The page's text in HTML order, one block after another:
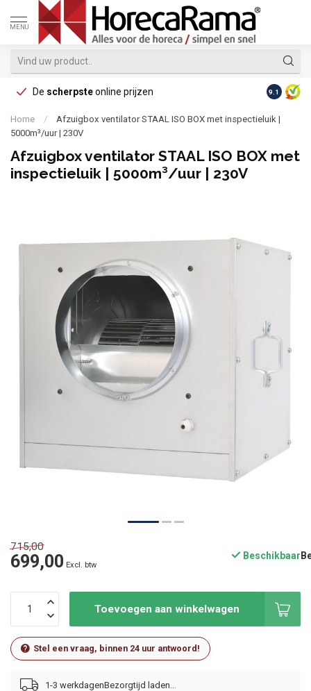
MENU
De scherpsteonline prijzen Op
9.1
Home /
Afzuigbox ventilator STAAL ISO BOX met inspectieluik |
5000m³/uur | 230V
Afzuigbox ventilator STAAL ISO BOX met
inspectieluik | 5000m³/uur | 230V
715,00
699,00 Excl. btw
Beschikbaar
Toevoegen aan winkelwagen
Stel een vraag, binnen 24 uur antwoord!
1-3 werkdagen